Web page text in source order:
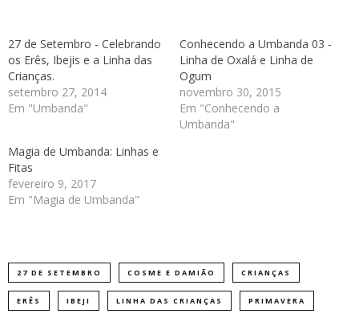
27 de Setembro - Celebrando
os Erês, Ibejis e a Linha das
Crianças.
setembro 27, 2014
Em "Umbanda"
Conhecendo a Umbanda 03 -
Linha de Oxalá e Linha de
Ogum
novembro 30, 2015
Em "Conhecendo a
Umbanda"
Magia de Umbanda: Linhas e
Fitas
fevereiro 9, 2017
Em "Magia de Umbanda"
27 DE SETEMBRO COSME E DAMIÃO CRIANÇAS
ERÊS IBEJI LINHA DAS CRIANÇAS PRIMAVERA